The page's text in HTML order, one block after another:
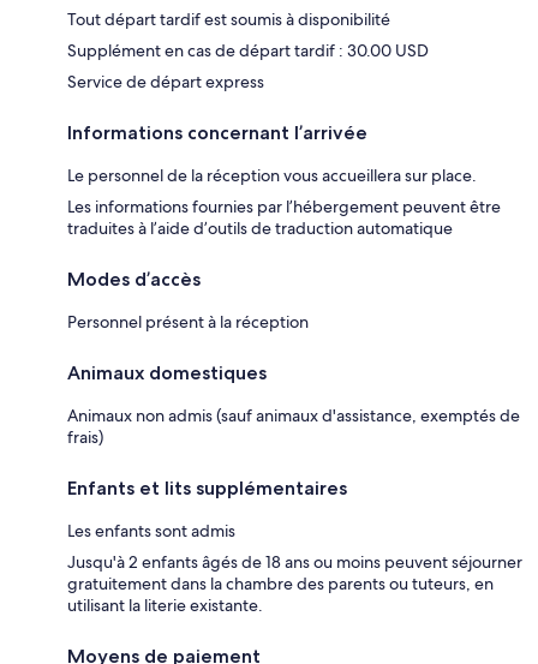
Tout départ tardif est soumis à disponibilité
Supplément en cas de départ tardif : 30.00 USD
Service de départ express
Informations concernant l’arrivée
Le personnel de la réception vous accueillera sur place.
Les informations fournies par l’hébergement peuvent être
traduites à l’aide d’outils de traduction automatique
Modes d’accès
Personnel présent à la réception
Animaux domestiques
Animaux non admis (sauf animaux d'assistance, exemptés de
frais)
Enfants et lits supplémentaires
Les enfants sont admis
Jusqu'à 2 enfants âgés de 18 ans ou moins peuvent séjourner
gratuitement dans la chambre des parents ou tuteurs, en
utilisant la literie existante.
Moyens de paiement